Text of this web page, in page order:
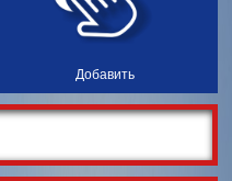
Добавить